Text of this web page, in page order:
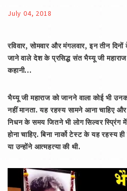
July 04, 2018
रविवार, सोमवार और मंगलवार, इन तीन
जाने वाले देश के प्रसिद्ध संत भैय्यू जी
कहानी…
भैय्यू जी महाराज को जानने वाला कोई भी
नहीं मानता. यह रहस्य सामने आना
निधन के समय जितने भी लोग सिल्वर स्प्रिंग
होना चाहिए. बिना नार्को टेस्ट के यह रहस्य
या उन्होंने आत्महत्या की थी.